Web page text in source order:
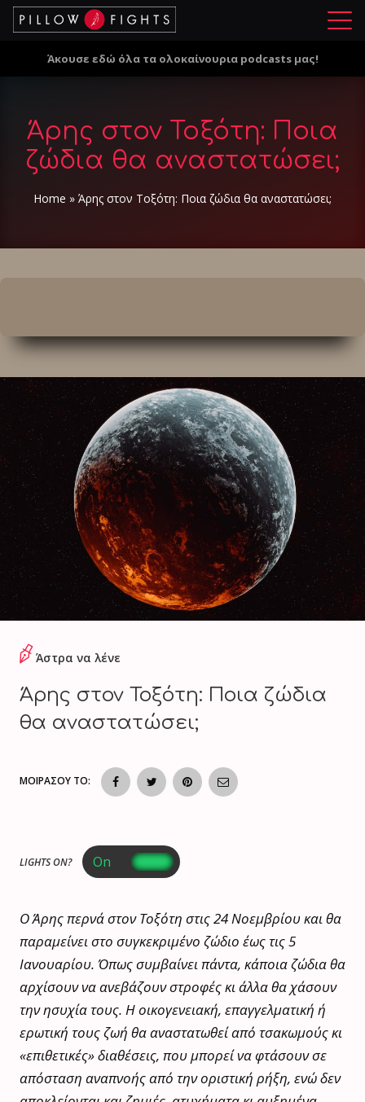
Μ
ο
Άκουσε εδώ όλα τα ολοκαίνουρια podcasts μας!
Άρης στον Τοξότη: Ποια
ζώδια θα αναστατώσει;
Home » Άρης στον Τοξότη: Ποια ζώδια θα αναστατώσει;
Άστρα να λένε
Άρης στον Τοξότη: Ποια ζώδια
θα αναστατώσει;
ΜΟΙΡΑΣΟΥ ΤΟ:
LIGHTS ON?
Ο Άρης περνά στον Τοξότη στις 24 Νοεμβρίου και θα
παραμείνει στο συγκεκριμένο ζώδιο έως τις 5
Ιανουαρίου. Όπως συμβαίνει πάντα, κάποια ζώδια θα
αρχίσουν να ανεβάζουν στροφές κι άλλα θα χάσουν
την ησυχία τους. Η οικογενειακή, επαγγελματική ή
ερωτική τους ζωή θα αναστατωθεί από τσακωμούς κι
«επιθετικές» διαθέσεις, που μπορεί να φτάσουν σε
απόσταση αναπνοής από την οριστική ρήξη, ενώ δεν